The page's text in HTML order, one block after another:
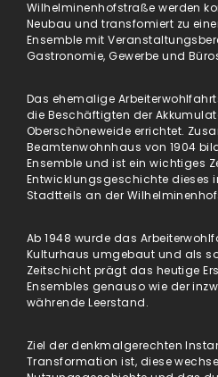
Wilhelminenhofstraße werden
Neubau und transfomiert zu
Ensemble mit
Gastronomie, Gewerbe und
Das ehemalige
die Beschäftigten der
Oberschöneweide errichtet.
Beamtenwohnhaus von 1904
Ensemble und ist ein wichtiges
Entwicklungsgeschichte dieses
Stadtteils an der
Ab 1948 wurde das
Kulturhaus umgebaut und als
Zeitschicht prägt das heutige
Ensembles genauso wie der
währende Leerstand.
Ziel der denkmalgerechten
Transformation ist, diese